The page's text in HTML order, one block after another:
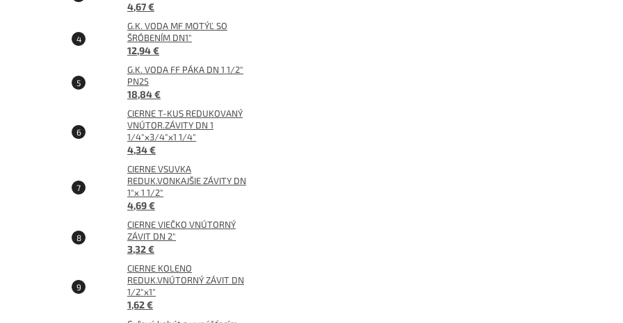
4,67 €
G.K. VODA MF MOTÝĽ SO
ŠRÓBENÍM DN1"
12,94 €
G.K. VODA FF PÁKA DN 1 1/2"
PN25
18,84 €
CIERNE T-KUS REDUKOVANÝ
VNÚTOR.ZÁVITY DN 1
1/4"x3/4"x1 1/4"
4,34 €
CIERNE VSUVKA
REDUK.VONKAJŠIE ZÁVITY DN
1"x 1 1/2"
4,69 €
CIERNE VIEČKO VNÚTORNÝ
ZÁVIT DN 2"
3,32 €
CIERNE KOLENO
REDUK.VNÚTORNÝ ZÁVIT DN
1/2"x1"
1,62 €